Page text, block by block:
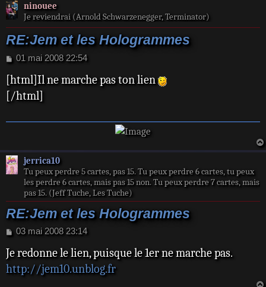
ninouee
Je reviendrai (Arnold Schwarzenegger, Terminator)
RE:Jem et les Hologrammes
M
s
s
a
e
01 mai 2008 22:54
[html]Il ne marche pas ton lien
[/html]
jerrica10
Tu peux perdre 5 cartes, pas 15. Tu peux perdre 6 cartes, tu peux
les perdre 6 cartes, mais pas 15 non. Tu peux perdre 7 cartes, mais
pas 15. (Jeff Tuche, Les Tuche)
RE:Jem et les Hologrammes
M
s
a
03 mai 2008 23:14
Je redonne le lien, puisque le 1er ne marche pas.
http://jem10.unblog.fr